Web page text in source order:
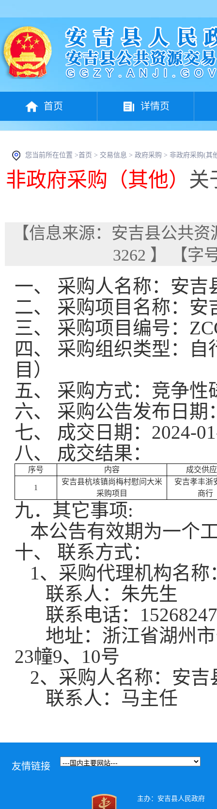
首页 详情页
您当前所在位置 >首页 > 交易信息 > 政府采购 > 非政府采购(其
非政府采购（其他） 关
【信息来源：安吉县公共
3262 】 【字
一、 采购人名称： 安吉
二、
采购项目名称： 安
三、
采购项目编号：
四、
采购组织类型：自
目）
五、
采购方式： 竞争性
六、
采购公告发布日期
七、
成交日期： 2024-01
八、
成交结果：
序号 内容 成交供
1
安吉县杭垓镇尚梅村慰问大米
采购项目
安吉孝丰浙
商行
九．其它事项:
本公告有效期为一个
十、
联系方式：
1、采购代理机构名称
联系人： 朱先生
联系电话：
地址： 浙江省湖州
23幢9、10号
2、采购人名称： 安吉
联系人： 马主任
友情链接
主办：安吉县人民政府